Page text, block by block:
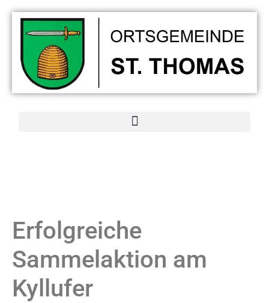
Erfolgreiche
Sammelaktion am
Kyllufer